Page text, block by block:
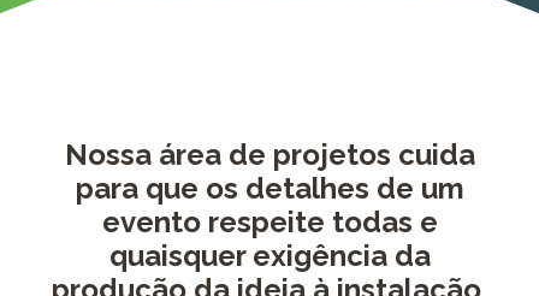
Nossa área de projetos cuida
para que os detalhes de um
evento respeite todas e
quaisquer exigência da